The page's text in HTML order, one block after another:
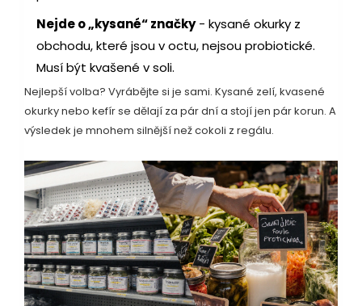
Nejde o „kysané“ značky- kysané okurky z
obchodu, které jsou v octu, nejsou probiotické.
Musí být kvašené v soli.
Nejlepší volba? Vyrábějte si je sami. Kysané zelí, kvasené
okurky nebo kefír se dělají za pár dní a stojí jen pár korun. A
výsledek je mnohem silnější než cokoli z regálu.